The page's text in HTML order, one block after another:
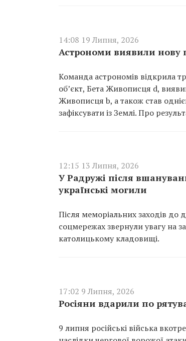
14:08 19 Липня, 2026
Астрономи виявили нову
Команда астрономів відкрила
об’єкт, Бета Живописця d,
Живописця b, а також став
зафіксувати із Землі. Про
12:15 13 Липня, 2026
У Радружі після
українські могили
Після меморіальних заходів до
соцмережах звернули увагу на
католицькому кладовищі.
17:02 9 Липня, 2026
Росіяни вдарили по
9 липня російські війська